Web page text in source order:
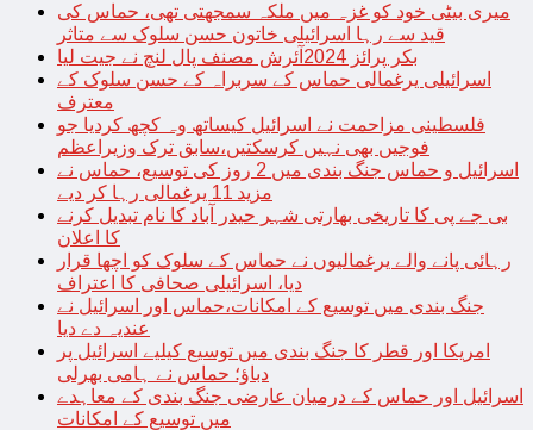
میری بیٹی خود کو غزہ میں ملکہ سمجھتی تھی، حماس کی
قید سے رہا اسرائیلی خاتون حسن سلوک سے متاثر
بکر پرائز 2024آئرش مصنف پال لنچ نے جیت لیا
اسرائیلی یرغمالی حماس کے سربراہ کے حسن سلوک کے
معترف
فلسطینی مزاحمت نے اسرائیل کیساتھ وہ کچھ کردیا جو
فوجیں بھی نہیں کرسکتیں،سابق ترک وزیراعظم
اسرائیل و حماس جنگ بندی میں 2 روز کی توسیع، حماس نے
مزید 11 یرغمالی رہا کر دیے
بی جے پی کا تاریخی بھارتی شہر حیدر آباد کا نام تبدیل کرنے
کا اعلان
رہائی پانے والے یرغمالیوں نے حماس کے سلوک کو اچھا قرار
دیا، اسرائیلی صحافی کا اعتراف
جنگ بندی میں توسیع کے امکانات،حماس اور اسرائیل نے
عندیہ دے دیا
امریکا اور قطر کا جنگ بندی میں توسیع کیلیے اسرائیل پر
دباؤ؛ حماس نے ہامی بھرلی
اسرائیل اور حماس کے درمیان عارضی جنگ بندی کے معاہدے
میں توسیع کے امکانات